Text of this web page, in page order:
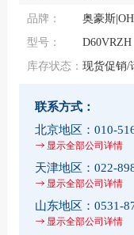
品牌：
奥豪斯
型号：
D60VRZH
库存状态： 现货促销/
联系方式：
北京地区： 010-
显示全部公司详情
天津地区： 022-
显示全部公司详情
山东地区： 0531-
显示全部公司详情